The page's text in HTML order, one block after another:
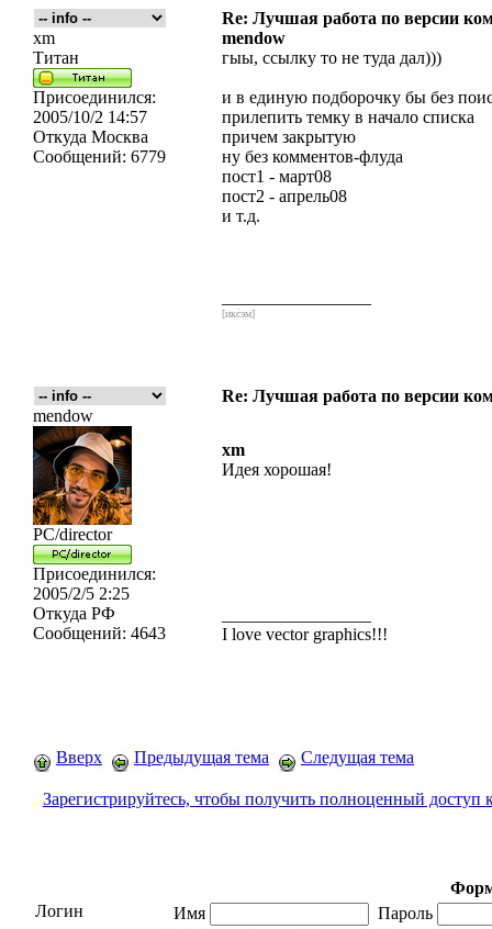
Re: Лучшая работа по версии
xm
Титан
Присоединился:
2005/10/2 14:57
Откуда Москва
Сообщений: 6779
mendow
гыы, ссылку то не туда дал)))
и в единую подборочку бы без
прилепить темку в начало списка
причем закрытую
ну без комментов-флуда
пост1 - март08
пост2 - апрель08
и т.д.
[икс́эм]
Re: Лучшая работа по версии
mendow
PC/director
Присоединился:
2005/2/5 2:25
Откуда РФ
Сообщений: 4643
xm
Идея хорошая!
I love vector graphics!!!
Вверх Предыдущая тема Следущая тема
Зарегистрируйтесь, чтобы получить полноценный доступ
Логин
Имя
Пароль